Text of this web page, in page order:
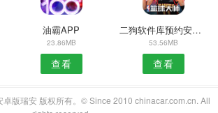
油霸APP
23.86MB
查看
二狗软件库预约安卓版
53.56MB
查看
版瑞安 版权所有。© Since 2010 chinacar.com.cn. All